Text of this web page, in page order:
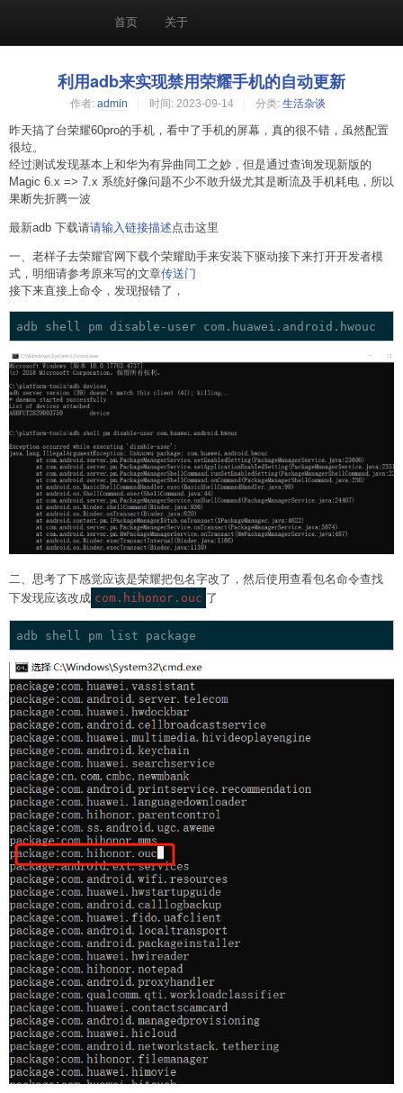
首页 关于
利用adb来实现禁用荣耀手机的自动更新
作者: admin 时间: 2023-09-14 分类: 生活杂谈
昨天搞了台荣耀60pro的手机，看中了手机的屏幕，真的很不错，虽然配置
很垃。
经过测试发现基本上和华为有异曲同工之妙，但是通过查询发现新版的
Magic 6.x => 7.x 系统好像问题不少不敢升级尤其是断流及手机耗电，所以
果断先折腾一波
最新adb 下载请请输入链接描述点击这里
一、老样子去荣耀官网下载个荣耀助手来安装下驱动接下来打开开发者模
式，明细请参考原来写的文章传送门
接下来直接上命令，发现报错了，
二、思考了下感觉应该是荣耀把包名字改了，然后使用查看包名命令查找
下发现应该改成 com.hihonor.ouc 了